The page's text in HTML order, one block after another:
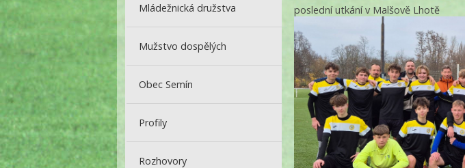
Mládežnická družstva
Mužstvo dospělých
Obec Semín
Profily
Rozhovory
poslední utkání v Malšově Lhotě